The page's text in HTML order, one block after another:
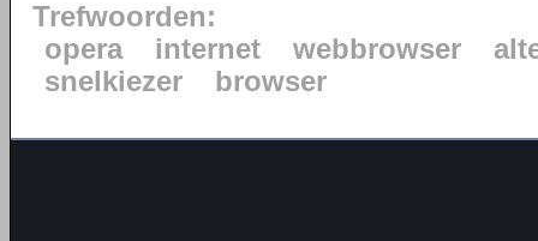
Trefwoorden:
opera
internet webbrowser
snelkiezer
browser